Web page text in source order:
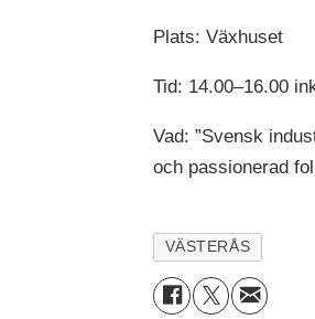
Plats: Växhuset
Tid: 14.00–16.00
Vad: ”Svensk
och passionerad
VÄSTERÅS